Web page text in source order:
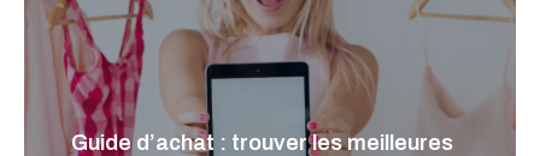
Guide d’achat : trouver les meilleures